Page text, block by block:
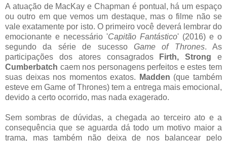
A atuação de MacKay e Chapman é pontual, há um espaço
ou outro em que vemos um destaque, mas o filme não se
vale exatamente por isto. O primeiro você deverá lembrar do
emocionante e necessário 'Capitão Fantástico' (2016) e o
segundo da série de sucesso Game of Thrones. As
participações dos atores consagrados
Firth, Strong e
Cumberbatch caem nos personagens perfeitos e estes tem
suas deixas nos momentos exatos.
Madden (que também
esteve em Game of Thrones) tem a entrega mais emocional,
devido a certo ocorrido, mas nada exagerado.
Sem sombras de dúvidas, a chegada ao terceiro ato e a
consequência que se aguarda dá todo um motivo maior a
trama, mas também não deixa de nos balancear pelo